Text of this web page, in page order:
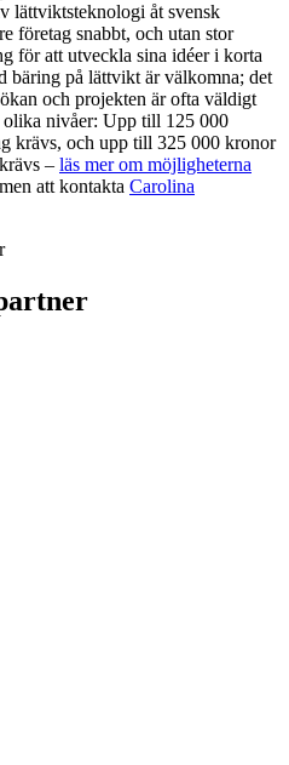
lättviktsteknologi åt svensk
företag snabbt, och utan stor
för att utveckla sina idéer i korta
bäring på lättvikt är välkomna; det
och projekten är ofta väldigt
olika nivåer: Upp till 125 000
krävs, och upp till 325 000 kronor
– läs mer om möjligheterna
att kontakta Carolina